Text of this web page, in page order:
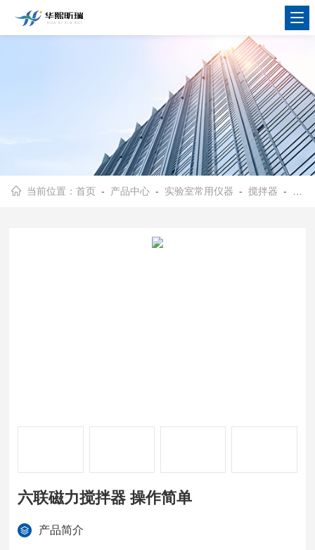
当前位置：首页 - 产品中心 - 实验室常用仪器 -搅拌器 - 华熙昕瑞六联磁力搅拌器 操作简单
六联磁力搅拌器 操作简单
产品简介